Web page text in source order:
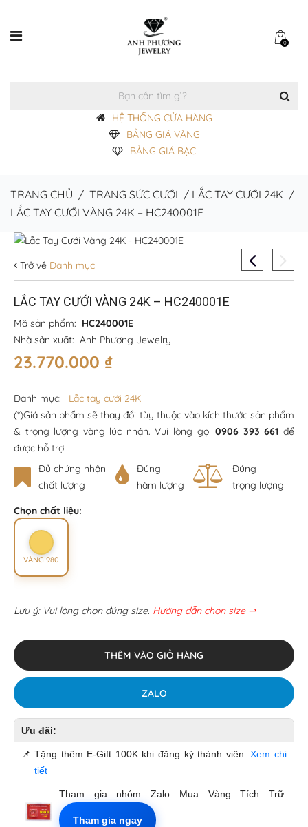
0
HỆ THỐNG CỬA HÀNG
BẢNG GIÁ VÀNG
BẢNG GIÁ BẠC
TRANG CHỦ / TRANG SỨC CƯỚI / LẮC TAY CƯỚI 24K /
LẮC TAY CƯỚI VÀNG 24K – HC240001E
Trở về Danh mục
LẮC TAY CƯỚI VÀNG 24K – HC240001E
Mã sản phẩm: HC240001E
Nhà sản xuất: Anh Phương Jewelry
23.770.000 ₫
Danh mục:
Lắc tay cưới 24K
(*)Giá sản phẩm sẽ thay đổi tùy thuộc vào kích thước sản phẩm
& trọng lượng vàng lúc nhận. Vui lòng gọi0906 393 661 để
được hỗ trợ
Đủ chứng nhận
chất lượng
Đúng
hàm lượng
Đúng
trọng lượng
Chọn chất liệu:
VÀNG 980
Lưu ý: Vui lòng chọn đúng size. Hướng dẫn chọn size ⇀
THÊM VÀO GIỎ HÀNG
ZALO
Ưu đãi:
📌 Tặng thêm E-Gift 100K khi đăng ký thành viên.Xem chi
tiết
Tham gia nhóm Zalo Mua Vàng Tích Trữ.
Tham gia ngay